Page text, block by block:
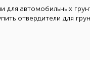
для автомобильных
отвердители для